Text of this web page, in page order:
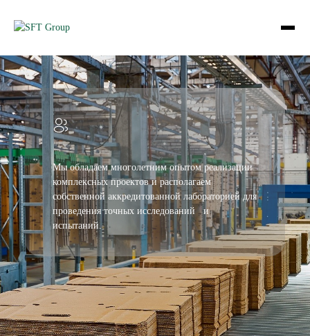
Мы обладаем многолетним опытом реализации
комплексных проектов и располагаем
собственной аккредитованной лабораторией для
проведения точных исследований и
испытаний.